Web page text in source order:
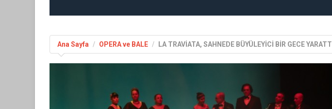
Ana Sayfa OPERA ve BALE LA TRAVİATA, SAHNEDE BÜYÜLEYİCİ BİR GECE YARATTI